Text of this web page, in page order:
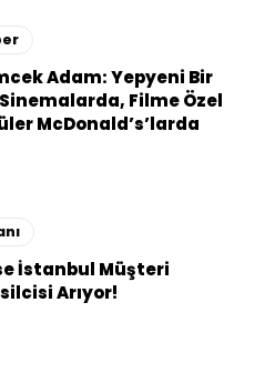
Adam: Yepyeni Bir
Filme Özel
McDonald’s’larda
İstanbul Müşteri
Arıyor!